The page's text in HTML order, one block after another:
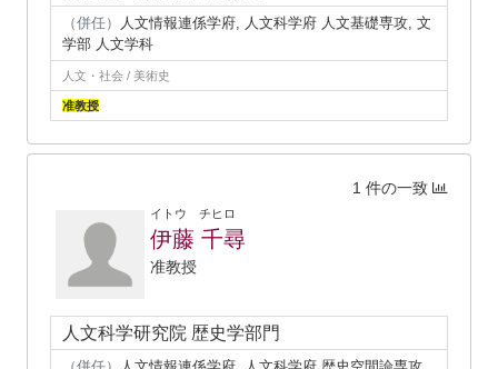
（併任）
人文情報連係学府, 人文科学府 人文基礎専攻, 文
学部 人文学科
人文・社会 / 美術史
准教授
1 件の一致
イトウ チヒロ
伊藤 千尋
准教授
人文科学研究院 歴史学部門